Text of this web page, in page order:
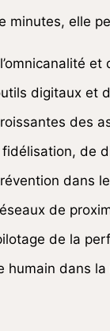
minutes, elle
digitaux et
des
de
dans
de
de la
humain dans